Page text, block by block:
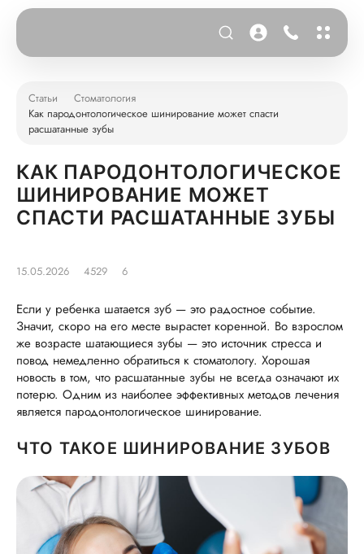
Статьи
Стоматология
Как пародонтологическое шинирование может спасти
расшатанные зубы
КАК ПАРОДОНТОЛОГИЧЕСКОЕ
ШИНИРОВАНИЕ МОЖЕТ
СПАСТИ РАСШАТАННЫЕ ЗУБЫ
15.05.2026 4529 6
Если у ребенка шатается зуб — это радостное событие.
Значит, скоро на его месте вырастет коренной. Во взрослом
же возрасте шатающиеся зубы — это источник стресса и
повод немедленно обратиться к стоматологу. Хорошая
новость в том, что расшатанные зубы не всегда означают их
потерю. Одним из наиболее эффективных методов лечения
является пародонтологическое шинирование.
ЧТО ТАКОЕ ШИНИРОВАНИЕ ЗУБОВ